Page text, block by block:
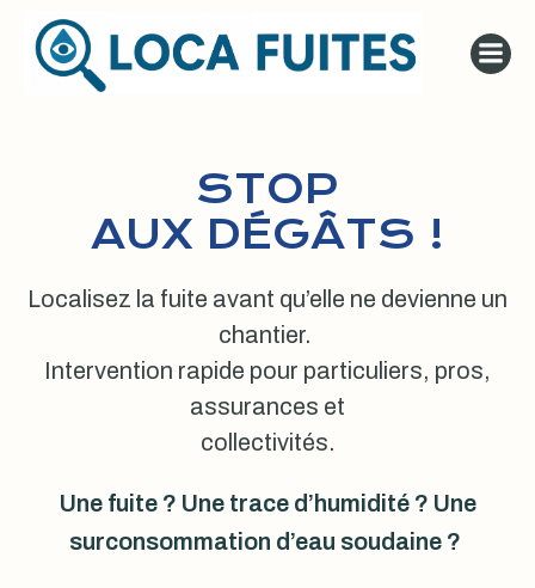
au
contenu
STOP
AUX DÉGÂTS !
Localisez la fuite avant qu’elle ne devienne un
chantier.
Intervention rapide pour particuliers, pros,
assurances et
collectivités.
Une fuite ? Une trace d’humidité ? Une
surconsommation d’eau soudaine ?